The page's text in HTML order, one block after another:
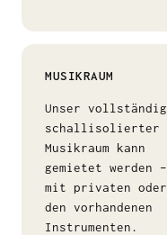
MUSIKRAUM
Unser vollständig
schallisolierter
Musikraum kann
gemietet werden –
mit privaten oder
den vorhandenen
Instrumenten.